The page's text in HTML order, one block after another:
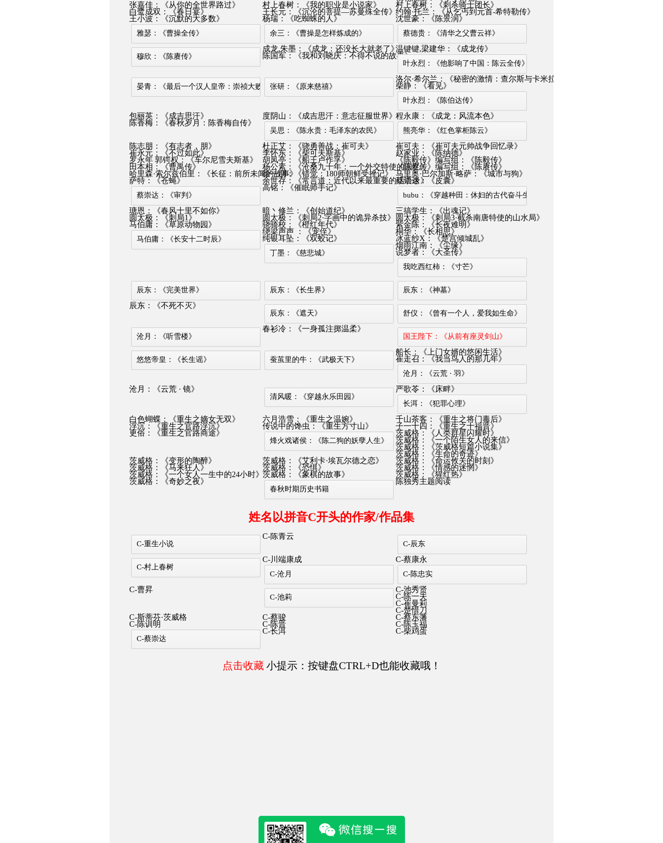
张嘉佳：《从你的全世界路过》
村上春树：《我的职业是小说家》
村上春树：《刺杀骑士团长》
白鹭成双：《春日宴》
王长元：《沉沦的菩提—苏曼殊全传》约翰·托兰：《从乞丐到元首-希特勒传》
王小波：《沉默的大多数》
杨瑞：《吃蜘蛛的人》 沈世豪：《陈景润》
雅瑟：《曹操全传》 余三：《曹操是怎样炼成的》 蔡德贵：《清华之父曹云祥》
穆欣：《陈赓传》
成龙,朱墨：《成龙：还没长大就老了》温键键,梁建华：《成龙传》
陈国军：《我和刘晓庆：不得不说的故事》
叶永烈：《他影响了中国：陈云全传》
晏青：《最后一个汉人皇帝：崇祯大败局》张研：《原来慈禧》
洛尔·希尔兰：《秘密的激情：查尔斯与卡米拉》
柴静：《看见》
叶永烈：《陈伯达传》
包丽英：《成吉思汗》 度阴山：《成吉思汗：意志征服世界》程永康：《成龙：风流本色》
陈香梅：《春秋岁月：陈香梅自传》
吴思：《陈永贵：毛泽东的农民》 熊亮华：《红色掌柜陈云》
陈志朋：《有志者，朋》 杜正艾：《骁勇善战：崔可夫》
崔可夫：《崔可夫元帅战争回忆录》
崔永元：《不过如此》
李怀东：《柴可夫斯基》
赵家业：《陈纳德》
罗永年 郭锷权：《车尔尼雪夫斯基》
胡凤亭：《船王卢作孚》
《陈毅传》编写组：《陈毅传》
田本相：《曹禺传》
杨公素：《沧桑九十年：一个外交特使的回忆》《陈赓传》编写组：《陈赓传》
哈里森·索尔兹伯里：《长征：前所未闻的故事》徐一朋：《错觉：180师朝鲜受挫记》
马里奥·巴尔加斯·略萨：《城市与狗》
萨特：《苍蝇》
余世存：《常言道：近代以来最重要的话语录》蔡崇达：《皮囊》
蔡崇达：《审判》
高铭：《催眠师手记》
bubu：《穿越种田：休妇的古代奋斗生活》
瑭恩：《春风十里不如你》 暗丶修兰：《创始道纪》
三搞学生：《出魂记》
圆太极：《刺局1》
圆太极：《刺局2·字画中的诡异杀技》
圆太极：《刺局3·截杀南唐特使的山水局》
马伯庸：《草原动物园》
骁骑校：《橙红年代》 紫金陈：《长夜难明》
马伯庸：《长安十二时辰》
绕梁声声 ：《宠侄》
桐华：《长相思》
纯银耳坠：《双蛟记》
冰蓝纱X：《楚宫倾城乱》
丁墨：《慈悲城》
烟雨江南：《尘缘》
说梦者：《大圣传》
我吃西红柿：《寸芒》
辰东：《完美世界》 辰东：《长生界》 辰东：《神墓》
辰东：《不死不灭》
辰东：《遮天》 舒仪：《曾有一个人，爱我如生命》
沧月：《听雪楼》
春衫冷：《一身孤注掷温柔》
国王陛下：《从前有座灵剑山》
悠悠帝皇：《长生谣》 蚕茧里的牛：《武极天下》
船长：《上门女婿的悠闲生活》
崔走召：《我当鸟人的那几年》
沧月：《云荒 · 羽》
沧月：《云荒 · 镜》
清风暖：《穿越永乐田园》
严歌苓：《床畔》
长洱：《犯罪心理》
白色蝴蝶：《重生之嫡女无双》 六月浩雪：《重生之温婉》
千山茶客：《重生之将门毒后》
浮沉：《重生之官路浮沉》
传说中的馋虫：《重生方寸山》
子一十四：《重生之十福晋》
更俗：《重生之官路商途》
烽火戏诸侯：《陈二狗的妖孽人生》
茨威格：《人类群星闪耀时》
茨威格：《一个陌生女人的来信》
茨威格：《茨威格短篇小说集》
茨威格：《生命的奇迹》
茨威格：《变形的陶醉》
茨威格：《艾利卡·埃瓦尔德之恋》
茨威格：《命运攸关的时刻》
茨威格：《马来狂人》
茨威格：《恐惧》
茨威格：《情感的迷惘》
茨威格：《一个女人一生中的24小时》茨威格：《象棋的故事》
茨威格：《猩红热》
茨威格：《奇妙之夜》
春秋时期历史书籍
陈独秀主题阅读
姓名以拼音C开头的作家/作品集
C-重生小说
C-陈青云
C-辰东
C-村上春树
C-川端康成 C-蔡康永
C-沧月 C-陈忠实
C-曹昇
C-池莉
C-池秀贤
C-陈一夫
C-崔曼莉
C-楚惜刀
C-斯蒂芬·茨威格
C-蔡骏
C-蔡东藩
C-陈训明
C-陈晋 C-陈玉福
C-蔡崇达
C-长洱 C-柴鸡蛋
点击收藏 小提示：按键盘CTRL+D也能收藏哦！